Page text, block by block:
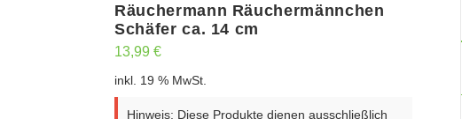
Räuchermann Räuchermännchen
Schäfer ca. 14 cm
13,99 €
inkl. 19 % MwSt.
Hinweis: Diese Produkte dienen ausschließlich